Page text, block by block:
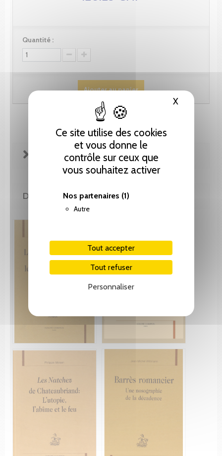
Ce site utilise des cookies
et vous donne le
contrôle sur ceux que
vous souhaitez activer
Nos partenaires (1)
Autre
Tout accepter
Tout refuser
Personnaliser
XMasquer
Quantité :
Ajouter au panier
FICHE TECHNIQUE
DE LA MÊME COLLECTION